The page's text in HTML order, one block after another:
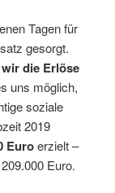
Tagen für
gesorgt.
die Erlöse
uns möglich,
soziale
2019
Euroerzielt –
Euro.